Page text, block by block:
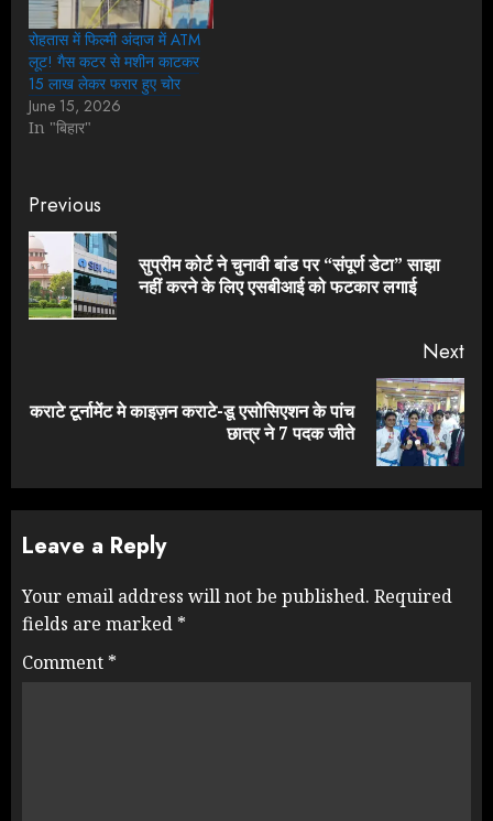
रोहतास में फिल्मी अंदाज में ATM
लूट! गैस कटर से मशीन काटकर
15 लाख लेकर फरार हुए चोर
June 15, 2026
In "बिहार"
Continue
Reading
Previous
सुप्रीम कोर्ट ने चुनावी बांड पर “संपूर्ण डेटा” साझा
नहीं करने के लिए एसबीआई को फटकार लगाई
Next
Next
कराटे टूर्नामेंट मे काइज़न कराटे-डू एसोसिएशन के पांच
छात्र ने 7 पदक जीते
Leave a Reply
Your email address will not be published. Required
fields are marked *
Comment *